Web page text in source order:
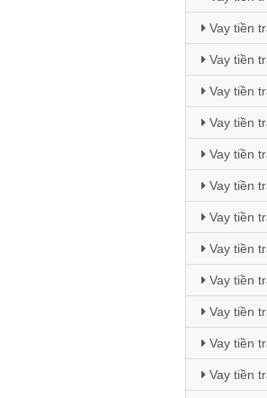
Vay tiền
Vay tiền
Vay tiền
Vay tiền
Vay tiền
Vay tiền
Vay tiền
Vay tiền
Vay tiền
Vay tiền
Vay tiền
Vay tiền